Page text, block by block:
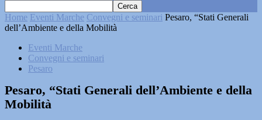
Home Eventi Marche Convegni e seminari Pesaro, “Stati Generali
dell’Ambiente e della Mobilità
Eventi Marche
Convegni e seminari
Pesaro
Pesaro, “Stati Generali dell’Ambiente e della
Mobilità